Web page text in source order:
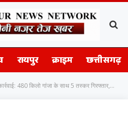
रायपुर क्राइम छत्तीसगढ़
480 किलो गांजा के साथ 5 तस्कर गिरफ्तार, कीमत 2 करोड़ से अधिक